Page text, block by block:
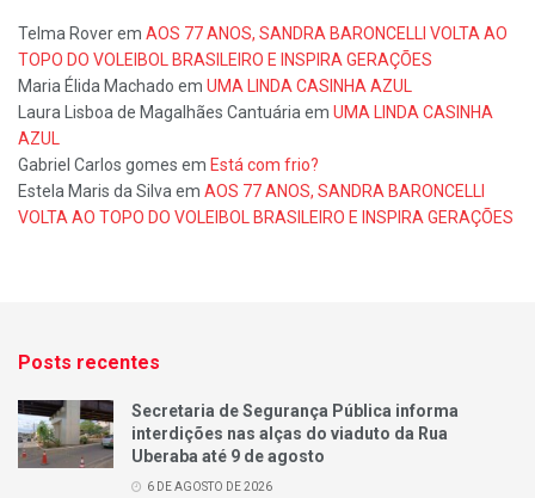
Telma Roverem AOS 77 ANOS, SANDRA BARONCELLI VOLTA AO
TOPO DO VOLEIBOL BRASILEIRO E INSPIRA GERAÇÕES
Maria Élida Machado em UMA LINDA CASINHA AZUL
Laura Lisboa de Magalhães Cantuária em UMA LINDA CASINHA
AZUL
Gabriel Carlos gomes em Está com frio?
Estela Maris da Silva em AOS 77 ANOS, SANDRA BARONCELLI
VOLTA AO TOPO DO VOLEIBOL BRASILEIRO E INSPIRA GERAÇÕES
Posts recentes
Secretaria de Segurança Pública informa
interdições nas alças do viaduto da Rua
Uberaba até 9 de agosto
6 DE AGOSTO DE 2026